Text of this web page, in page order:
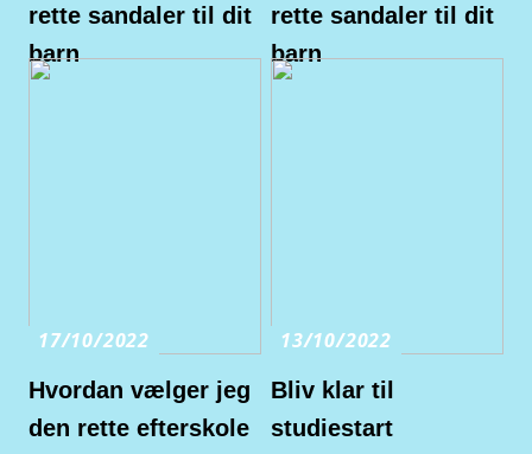
rette sandaler til dit
barn
rette sandaler til dit
barn
17/10/2022
Hvordan vælger jeg
den rette efterskole
13/10/2022
Bliv klar til
studiestart